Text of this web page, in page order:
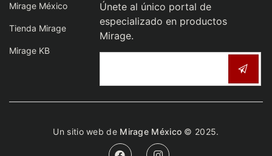
Mirage México
Tienda Mirage
Mirage KB
Únete al único portal de
especializado en productos
Mirage.
Un sitio web de Mirage México © 2025.